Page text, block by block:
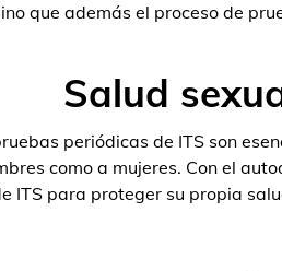
que además el proceso de
Salud
periódicas de ITS son
como a mujeres. Con el
ITS para proteger su propia